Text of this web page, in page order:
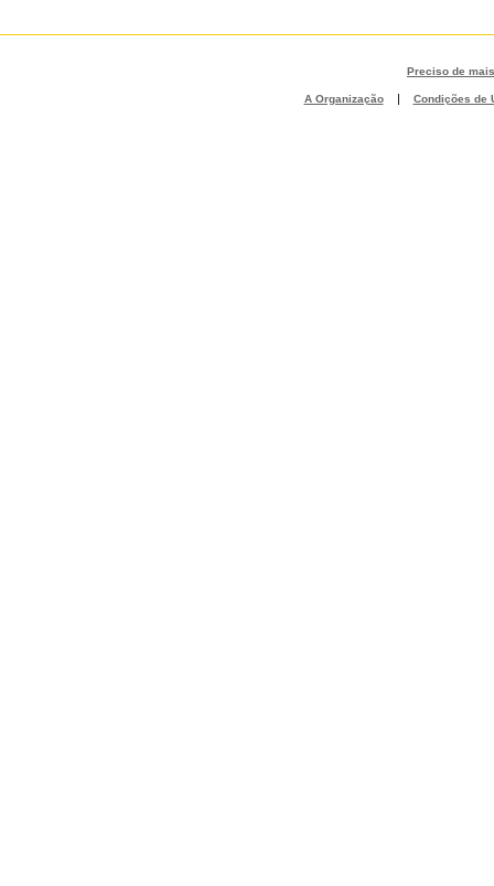
Preciso de
A Organização | Condições de